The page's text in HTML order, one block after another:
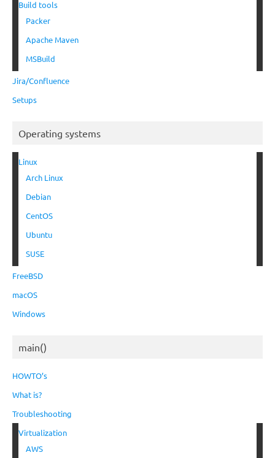
Build tools
Packer
Apache Maven
MSBuild
Jira/Confluence
Setups
Operating systems
Linux
Arch Linux
Debian
CentOS
Ubuntu
SUSE
FreeBSD
macOS
Windows
main()
HOWTO’s
What is?
Troubleshooting
Virtualization
AWS